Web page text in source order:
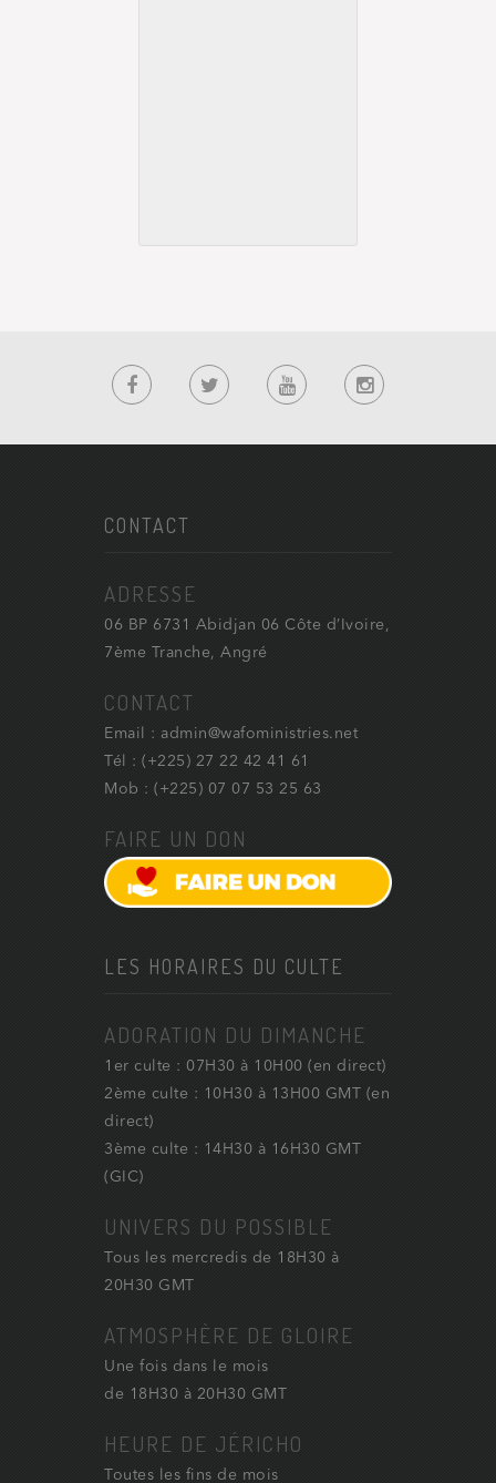
CONTACT
ADRESSE
06 BP 6731 Abidjan 06 Côte d’Ivoire,
7ème Tranche, Angré
CONTACT
Email : admin@wafoministries.net
Tél : (+225) 27 22 42 41 61
Mob : (+225) 07 07 53 25 63
FAIRE UN DON
LES HORAIRES DU CULTE
ADORATION DU DIMANCHE
1er culte : 07H30 à 10H00 (en direct)
2ème culte : 10H30 à 13H00 GMT (en
direct)
3ème culte : 14H30 à 16H30 GMT
(GIC)
UNIVERS DU POSSIBLE
Tous les mercredis de 18H30 à
20H30 GMT
ATMOSPHÈRE DE GLOIRE
Une fois dans le mois
de 18H30 à 20H30 GMT
HEURE DE JÉRICHO
Toutes les fins de mois